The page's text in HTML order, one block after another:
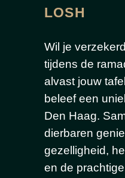
LOSH
Wil je
tijdens de
alvast jouw
beleef een
Den Haag.
dierbaren
gezelligheid,
en de